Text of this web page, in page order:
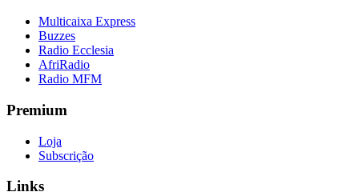
Multicaixa Express
Buzzes
Radio Ecclesia
AfriRadio
Radio MFM
Premium
Loja
Subscrição
Links